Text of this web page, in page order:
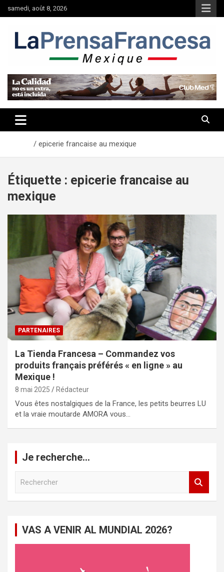
au
samedi, août 8, 2026
epicerie francaise au mexique
Étiquette : epicerie francaise au
mexique
PARTENAIRES
La Tienda Francesa – Commandez vos
produits français préférés « en ligne » au
Mexique !
8 mai 2025 Rédacteur
Vous êtes nostalgiques de la France, les petits beurres LU
et la vraie moutarde AMORA vous…
Je recherche…
c
VAS A VENIR AL MUNDIAL 2026?